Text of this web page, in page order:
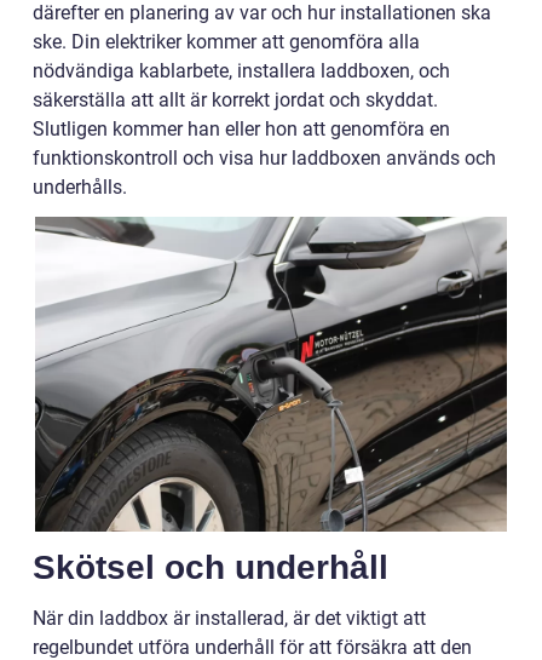
därefter en planering av var och hur installationen ska
ske. Din elektriker kommer att genomföra alla
nödvändiga kablarbete, installera laddboxen, och
säkerställa att allt är korrekt jordat och skyddat.
Slutligen kommer han eller hon att genomföra en
funktionskontroll och visa hur laddboxen används och
underhålls.
Skötsel och underhåll
När din laddbox är installerad, är det viktigt att
regelbundet utföra underhåll för att försäkra att den